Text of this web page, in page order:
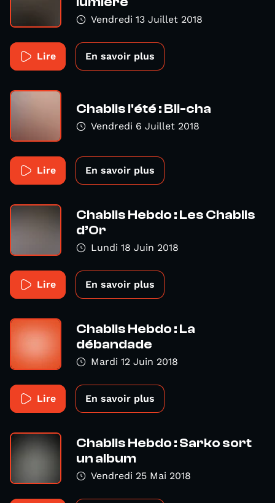
Vendredi 13 Juillet 2018
Lire En savoir plus
Chablis l'été : Bli-cha
Vendredi 6 Juillet 2018
Lire En savoir plus
Chablis Hebdo : Les Chablis
d’Or
Lundi 18 Juin 2018
Lire En savoir plus
Chablis Hebdo : La
débandade
Mardi 12 Juin 2018
Lire En savoir plus
Chablis Hebdo : Sarko sort
un album
Vendredi 25 Mai 2018